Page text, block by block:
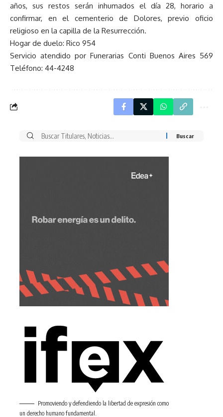
años, sus restos serán inhumados el día 28, horario a
confirmar, en el cementerio de Dolores, previo oficio
religioso en la capilla de la Resurrección.
Hogar de duelo: Rico 954
Servicio atendido por Funerarias Conti Buenos Aires 569
Teléfono: 44-4248
Buscar
Promoviendo y defendiendo la libertad de expresión como
un derecho humano fundamental.